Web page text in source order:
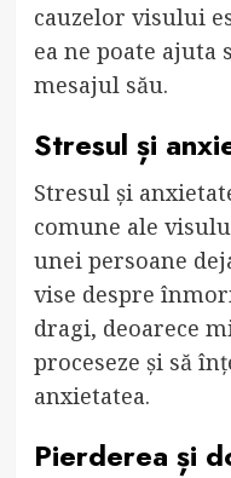
cauzelor visului
ea ne poate ajuta
mesajul său.
Stresul și
Stresul și
comune ale
unei persoane
vise despre
dragi, deoarece
proceseze și să
anxietatea.
Pierderea și